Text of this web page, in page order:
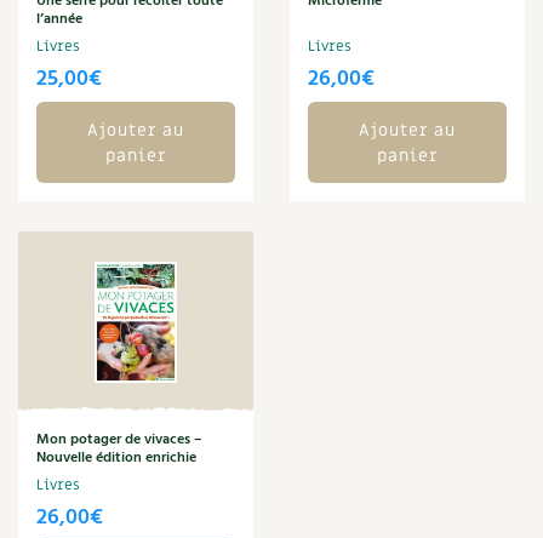
Société et alternatives
Protéger la nature
Autonomie
Enfants
Actions pour la planète
Les 4 saisons
Archives
l’année
Livres
25,00€
Ajouter au
panier
Livres
26,00€
Ajouter au
panier
Mon potager de vivaces –
Nouvelle édition enrichie
Livres
26,00€